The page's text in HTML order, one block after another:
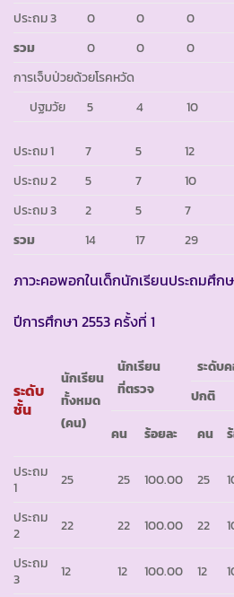
ประถม 3
0 0 0
รวม
0 0 0
การเจ็บป่วยด้วยโรคหวัด
ปฐมวัย
5 4 10
ประถม 1 7 5 12
ประถม 2
5 7 10
ประถม 3
2 5 7
รวม
14 17 29
ภาวะคอพอกในเด็กนักเรียนประถมศึกษ
ปีการศึกษา 2553 ครั้งที่ 1
ระดับ
ชั้น
นักเรียน
ทั้งหมด
(คน)
นักเรียน
ที่ตรวจ
ระดับ
ปกติ
คน
ร้อยละ คน
ประถม
1
25 25 100.00 25
ประถม
2
22 22 100.00 22
ประถม
3
12 12 100.00 12